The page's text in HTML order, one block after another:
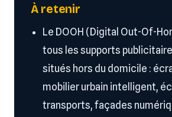
À retenir
Le DOOH (Digital Out-Of-
tous les supports
situés hors du domicile :
mobilier urbain intelligent,
transports, façades